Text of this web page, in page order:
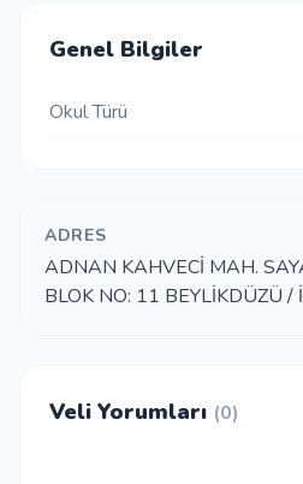
Genel Bilgiler
Okul Türü
ADRES
ADNAN KAHVECİ MAH.
BLOK NO: 11 BEYLİKDÜZÜ /
Veli Yorumları (0)